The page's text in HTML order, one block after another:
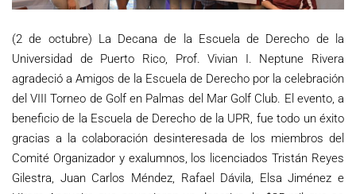
(2 de octubre) La Decana de la Escuela de Derecho de la
Universidad de Puerto Rico, Prof. Vivian I. Neptune Rivera
agradeció a Amigos de la Escuela de Derecho por la celebración
del VIII Torneo de Golf en Palmas del Mar Golf Club. El evento, a
beneficio de la Escuela de Derecho de la UPR, fue todo un éxito
gracias a la colaboración desinteresada de los miembros del
Comité Organizador y exalumnos, los licenciados Tristán Reyes
Gilestra, Juan Carlos Méndez, Rafael Dávila, Elsa Jiménez e